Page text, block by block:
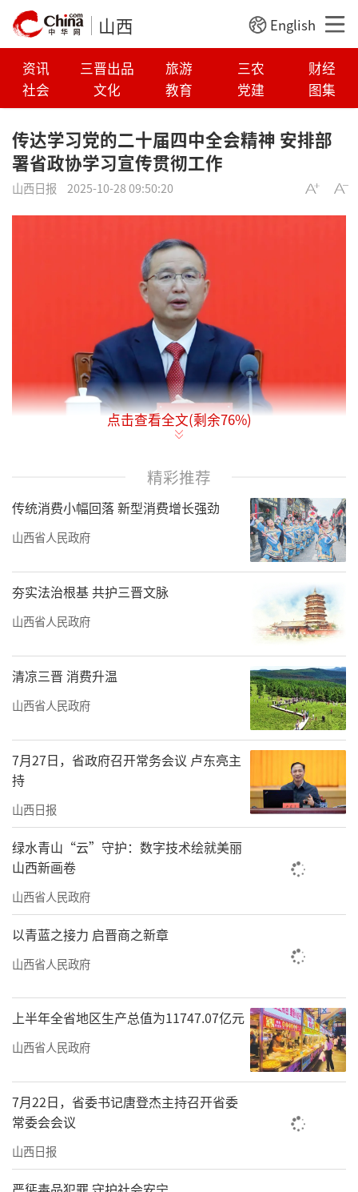
山西 English
资讯 三晋出品 旅游 三农
财经
社会
文化 教育 党建 图集
传达学习党的二十届四中全会精神 安排部
署省政协学习宣传贯彻工作
山西日报 2025-10-28 09:50:20
10月27日上午，省政协党组召开扩大会
议，传达学习党的二十届四中全会精神，学习
贯彻10月24日省委常委会会议精神，审议通过
《省政协党组关于学习宣传贯彻党的二十届四
中全会精神的工作方案》，安排部署省政协贯
彻落实工作。省政协党组书记、主席张春林主
持并讲话。
会议指出，党的二十届四中全会是在以中
国式现代化全面推进强国建设、民族复兴伟业
关键时期召开的一次十分重要的会议。习近平
总书记在全会上所作的重要讲话，高屋建瓴、
思想深邃、统揽全局、催人奋进，为做好“十
五五”时期工作，奋力开创中国式现代化建设
新局面指明了前进方向、提供了根本遵循。会
议审议通过的《建议》，对未来五年发展作出
顶层设计和战略擘画，是接续推进中国式现代
化建设的纲领性文件。
会议强调，要提高政治站位，把学习好、
宣传好、贯彻好党的二十届四中全会精神作为
当前和今后一个时期的重大政治任务，担负
起“落实下去、凝聚起来”的政治责任，以实
际行动坚定拥护“两个确立”、坚决做到“两
个维护”。要强化理论武装，准确把握“十五
五”时期经济社会发展的重大意义、指导思
想、重大原则、重大战略任务和根本保障，加
强组织领导、联系界别群众、强化宣传宣讲，
为推进中国式现代化建设广泛凝聚人心、凝聚
点击查看全文(剩余76%)
精彩推荐
传统消费小幅回落 新型消费增长强劲
山西省人民政府
夯实法治根基 共护三晋文脉
山西省人民政府
清凉三晋 消费升温
山西省人民政府
7月27日，省政府召开常务会议 卢东亮主
持
山西日报
绿水青山“云”守护：数字技术绘就美丽
山西新画卷
山西省人民政府
以青蓝之接力 启晋商之新章
山西省人民政府
上半年全省地区生产总值为11747.07亿元
山西省人民政府
7月22日，省委书记唐登杰主持召开省委
常委会会议
山西日报